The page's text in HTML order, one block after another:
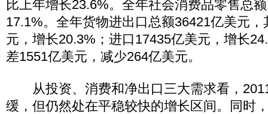
比上年增长23.6%。全年社会消费品零售总
17.1%。全年货物进出口总额36421亿美元
元，增长20.3%；进口17435亿美元，增长
差1551亿美元，减少264亿美元。
从投资、消费和净出口三大需求看，
缓，但仍然处在平稳较快的增长区间。同时